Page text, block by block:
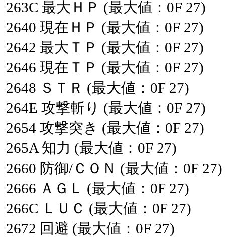
263C 最大ＨＰ (最大値：0F 27)
2640 現在ＨＰ (最大値：0F 27)
2642 最大ＴＰ (最大値：0F 27)
2646 現在ＴＰ (最大値：0F 27)
2648 ＳＴＲ (最大値：0F 27)
264E 攻撃斬り (最大値：0F 27)
2654 攻撃突き (最大値：0F 27)
265A 知力 (最大値：0F 27)
2660 防御/ＣＯＮ (最大値：0F 27)
2666 ＡＧＬ (最大値：0F 27)
266C ＬＵＣ (最大値：0F 27)
2672 回避 (最大値：0F 27)